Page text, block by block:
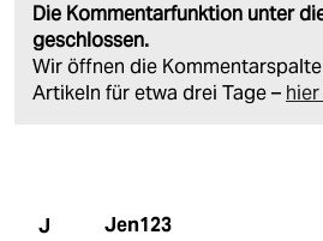
Die Kommentarfunktion unter
geschlossen.
Wir öffnen die
Artikeln für etwa drei Tage –
J Jen123